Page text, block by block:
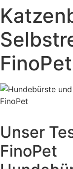
Unser
FinoPet